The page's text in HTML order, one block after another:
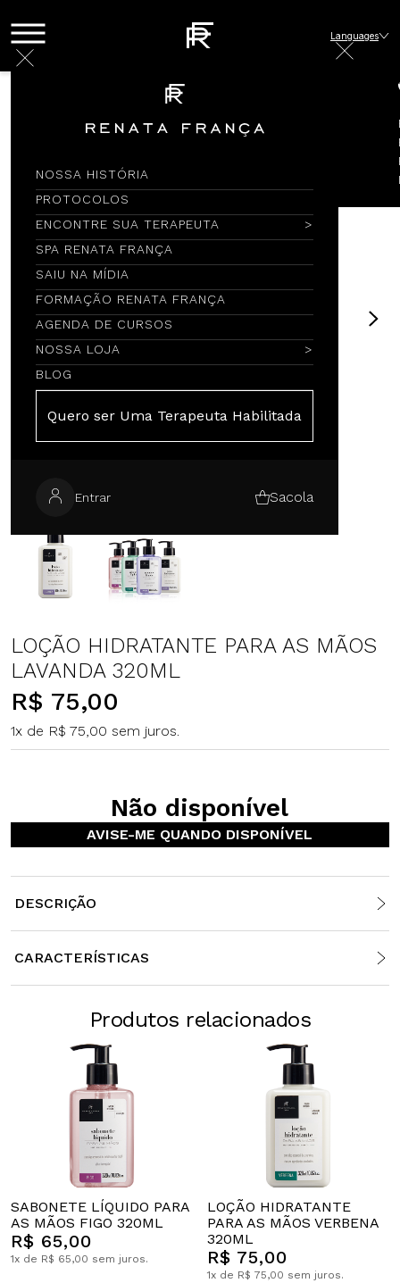
NOSSA HISTÓRIA
PROTOCOLOS
ENCONTRE SUA TERAPEUTA
SPA RENATA FRANÇA
SAIU NA MÍDIA
FORMAÇÃO RENATA FRANÇA
AGENDA DE CURSOS
NOSSA LOJA
BLOG
Quero ser Uma Terapeuta Habilitada
Entrar Sacola
Languages
LOÇÃO HIDRATANTE PARA AS MÃOS
LAVANDA 320ML
R$ 75,00
1x de R$ 75,00 sem juros.
Não disponível
AVISE-ME QUANDO DISPONÍVEL
DESCRIÇÃO
CARACTERÍSTICAS
Produtos relacionados
SABONETE LÍQUIDO PARA
AS MÃOS FIGO 320ML
R$ 65,00
1x de R$ 65,00 sem juros.
LOÇÃO HIDRATANTE
PARA AS MÃOS VERBENA
320ML
R$ 75,00
1x de R$ 75,00 sem juros.